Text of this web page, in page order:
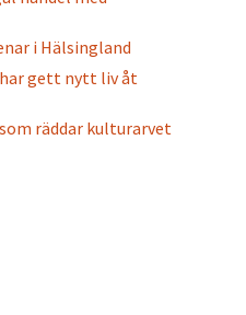
i Hälsingland
gett nytt liv åt
räddar kulturarvet